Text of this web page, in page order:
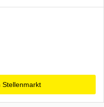
Stellenmarkt